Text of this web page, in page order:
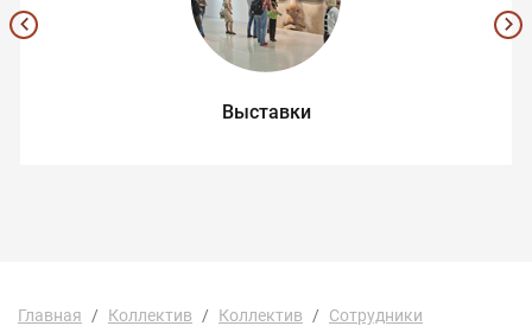
Выставки
Главная Коллектив Коллектив
Сотрудники